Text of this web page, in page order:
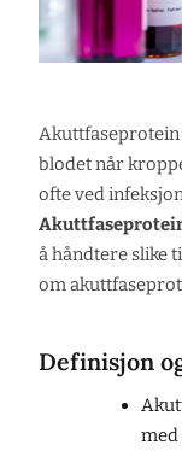
blodet når
ofte ved
å håndtere slike
om
Definisjon
med